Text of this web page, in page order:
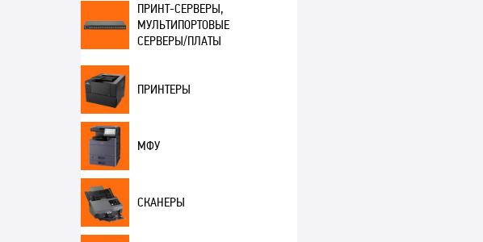
ПРИНТ-СЕРВЕРЫ,
МУЛЬТИПОРТОВЫЕ
СЕРВЕРЫ/ПЛАТЫ
ПРИНТЕРЫ
МФУ
СКАНЕРЫ